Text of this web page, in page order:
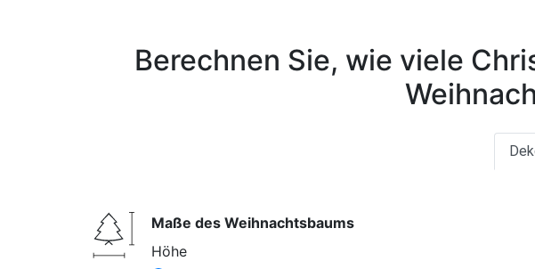
Berechnen Sie, wie viele
Maße des Weihnachtsbaums
Höhe